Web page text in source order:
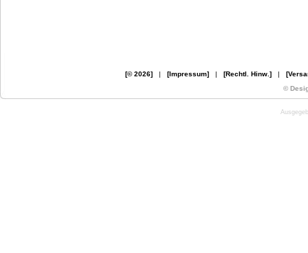
[© 2026] | [Impressum] | [Rechtl. Hinw.] |
©